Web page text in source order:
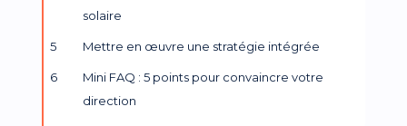
solaire
Mettre en œuvre une stratégie intégrée
Mini FAQ : 5 points pour convaincre votre
direction